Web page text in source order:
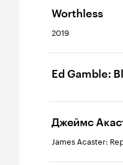
Worthless
2019
Ed Gamble:
Джеймс
James Acaster: